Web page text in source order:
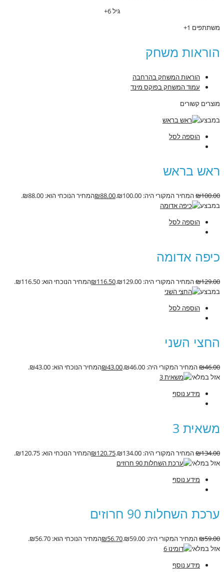
גיל 6+
משתתפים 1+
הוראות משחק
הוראות המשחק בהרחבה
עמוד המשחק בפוקס מינד
מוצרים קשורים
במבצע
הוספה לסל
ראש בראש
₪100.00 המחיר המקורי היה: ₪100.00. ₪88.00
המחיר הנוכחי הוא: ₪88.00.
במבצע
הוספה לסל
כיפה אדומה
₪129.00 המחיר המקורי היה: ₪129.00. ₪116.50
המחיר הנוכחי הוא: ₪116.50.
במבצע
הוספה לסל
החצי השני
₪46.00 המחיר המקורי היה: ₪46.00. ₪43.00
המחיר הנוכחי הוא: ₪43.00.
אזל במלאי
מידע נוסף
משאית 3
₪134.00 המחיר המקורי היה: ₪134.00. ₪120.75
המחיר הנוכחי הוא: ₪120.75.
אזל במלאי
מידע נוסף
ערכת השחלות 90 חרוזים
₪59.00 המחיר המקורי היה: ₪59.00. ₪56.70
המחיר הנוכחי הוא: ₪56.70.
אזל במלאי
מידע נוסף